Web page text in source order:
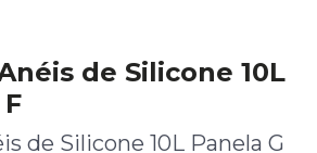
de Silicone 10L
de Silicone 10L Panela G